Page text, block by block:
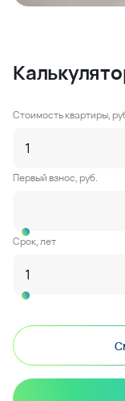
Стоимость квартиры,
Первый взнос, руб.
Срок, лет